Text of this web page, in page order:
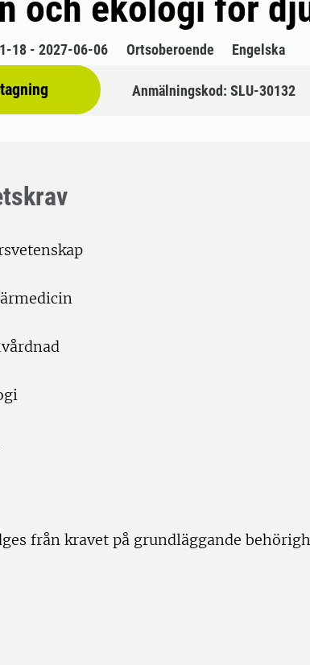
18 - 2027-06-06 Ortsoberoende Engelska
Anmälningskod: SLU-30132
från kravet på grundläggande